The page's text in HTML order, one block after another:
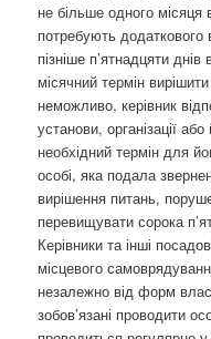
не більше одного місяця
потребують
пізніше п’ятнадцяти
місячний термін
неможливо, керівник
установи, організації
необхідний термін для
особі, яка подала
вирішення питань,
перевищувати сорока
Керівники та інші
місцевого
незалежно від форм
зобов’язані проводити